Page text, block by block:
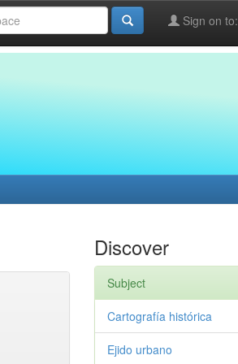
Sign on to:
Discover
Subject
Cartografía histórica
Ejido urbano